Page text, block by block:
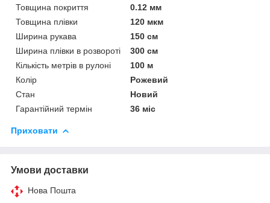
Товщина покриття
0.12 мм
Товщина плівки
120 мкм
Ширина рукава
150 см
Ширина плівки в розвороті
300 см
Кількість метрів в рулоні
100 м
Колір
Рожевий
Стан
Новий
Гарантійний термін
36 міс
Приховати
Умови доставки
Нова Пошта